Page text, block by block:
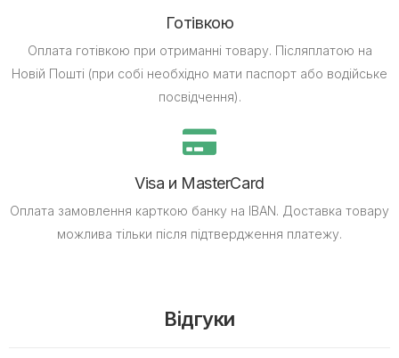
Готівкою
Оплата готівкою при отриманні товару. Післяплатою на
Новій Пошті (при собі необхідно мати паспорт або водійське
посвідчення).
Visa и MasterCard
Оплата замовлення карткою банку на IBAN. Доставка товару
можлива тільки після підтвердження платежу.
Відгуки